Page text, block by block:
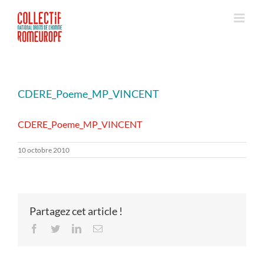
contenu
CDERE_Poeme_MP_VINCENT
CDERE_Poeme_MP_VINCENT
10 octobre 2010
Partagez cet article !
Facebook
TwitterLinkedInEmail